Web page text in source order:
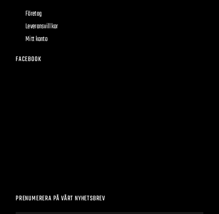
Företag
Leveransvillkor
Mitt konto
FACEBOOK
PRENUMERERA PÅ VÅRT NYHETSBREV